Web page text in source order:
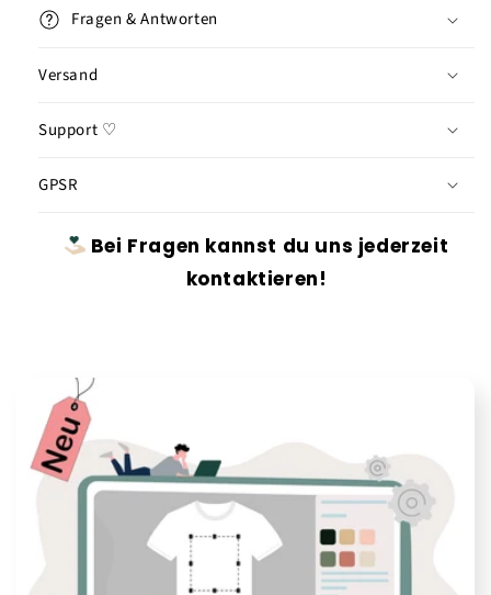
Fragen & Antworten
Versand
Support ♡
GPSR
Bei Fragen kannst du uns jederzeit
kontaktieren!